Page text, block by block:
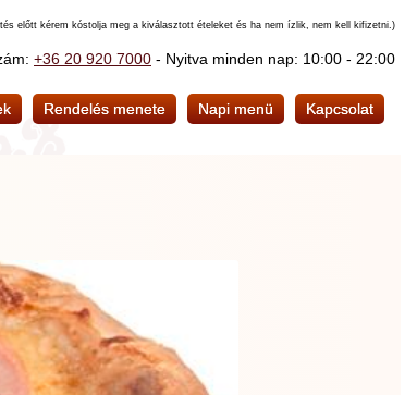
előtt kérem kóstolja meg a kiválasztott ételeket és ha nem ízlik, nem kell kifizetni.)
+36 20 920 7000 - Nyitva minden nap: 10:00 - 22:00
Rendelés menete Napi menü Kapcsolat